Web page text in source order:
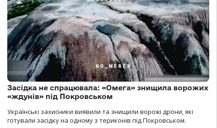
Засідка не спрацювала: «Омега» знищила ворожих
«ждунів» під Покровськом
Українські захисники виявили та знищили ворожі дрони, які
готували засідку на одному з териконів під Покровськом.